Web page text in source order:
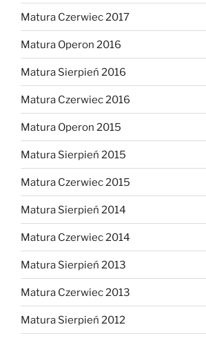
Matura Czerwiec 2017
Matura Operon 2016
Matura Sierpień 2016
Matura Czerwiec 2016
Matura Operon 2015
Matura Sierpień 2015
Matura Czerwiec 2015
Matura Sierpień 2014
Matura Czerwiec 2014
Matura Sierpień 2013
Matura Czerwiec 2013
Matura Sierpień 2012